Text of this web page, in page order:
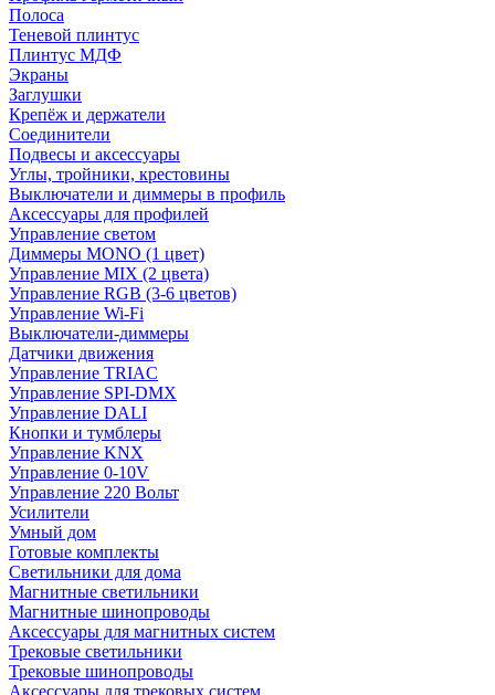
Полоса
Теневой плинтус
Плинтус МДФ
Экраны
Заглушки
Крепёж и держатели
Соединители
Подвесы и аксессуары
Углы, тройники, крестовины
Выключатели и диммеры в профиль
Аксессуары для профилей
Управление светом
Диммеры MONO (1 цвет)
Управление MIX (2 цвета)
Управление RGB (3-6 цветов)
Управление Wi-Fi
Выключатели-диммеры
Датчики движения
Управление TRIAC
Управление SPI-DMX
Управление DALI
Кнопки и тумблеры
Управление KNX
Управление 0-10V
Управление 220 Вольт
Усилители
Умный дом
Готовые комплекты
Светильники для дома
Магнитные светильники
Магнитные шинопроводы
Аксессуары для магнитных систем
Трековые светильники
Трековые шинопроводы
Аксессуары для трековых систем